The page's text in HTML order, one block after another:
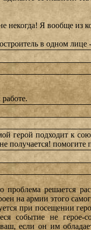
некогда! Я вообще из
в одном лице -
герой подходит к
получается!
проблема решается
на армии этого
при посещении
событие не герое-
если он им